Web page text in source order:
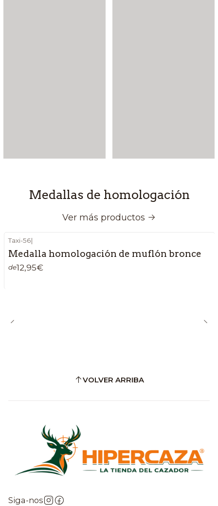
Medallas de homologación
Ver más productos
Taxi-56|
Medalla homologación de muflón bronce
de12,95€
VOLVER ARRIBA
Siga-nos